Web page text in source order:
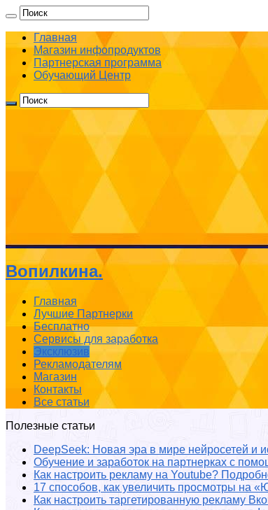
Главная
Магазин инфопродуктов
Партнерская программа
Обучающий Центр
Вопилкина.
Главная
Лучшие Партнерки
Бесплатно
Сервисы для заработка
Эксклюзив
Рекламодателям
Магазин
Контакты
Все статьи
Полезные статьи
DeepSeek: Новая эра в мире нейросетей и
Обучение и заработок на партнерках с
Как настроить рекламу на Youtube?
17 способов, как увеличить просмотры на
Как настроить таргетированную рекламу